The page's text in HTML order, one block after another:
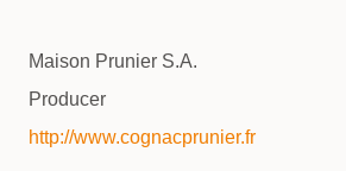
Maison Prunier S.A.
Producer
http://www.cognacprunier.fr